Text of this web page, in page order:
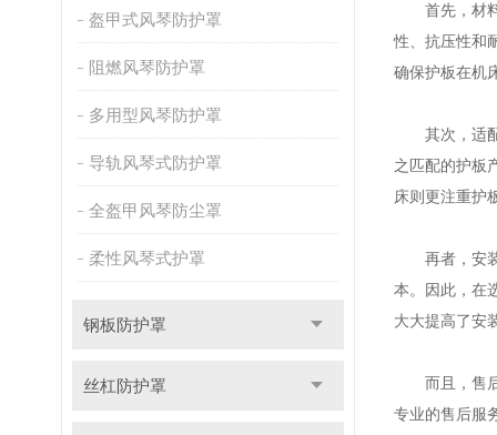
盔甲式风琴防护罩
阻燃风琴防护罩
多用型风琴防护罩
导轨风琴式防护罩
全盔甲风琴防尘罩
柔性风琴式护罩
钢板防护罩
丝杠防护罩
首先，材料
性、抗压性和
确保护板在机
其次，适配
之匹配的护板
床则更注重护
再者，安装
本。因此，在
大大提高了安
而且，售后
专业的售后服